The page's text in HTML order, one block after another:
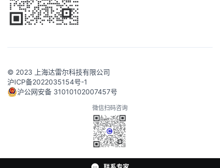
© 2023 上海达雷尔科技有限公司
沪ICP备2022035154号-1
沪公网安备 31010102007457号
微信扫码咨询